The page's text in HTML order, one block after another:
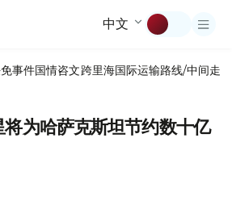
中文
事件国情咨文跨里海国际运输路线/中间走廊
为哈萨克斯坦节约数十亿